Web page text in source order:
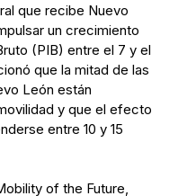
que recibe Nuevo
un crecimiento
(PIB) entre el 7 y el
que la mitad de las
León están
y que el efecto
entre 10 y 15
of the Future,